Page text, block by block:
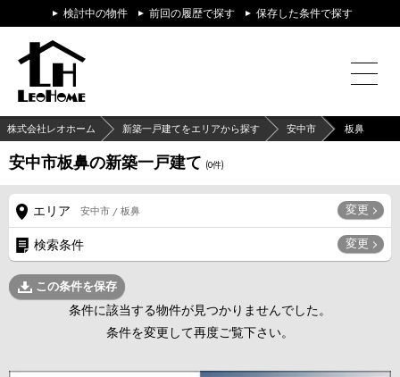
検討中の物件 前回の履歴で探す 保存した条件で探す
株式会社レオホーム 新築一戸建てをエリアから探す 安中市 板鼻
安中市板鼻の新築一戸建て (0件)
エリア 安中市 / 板鼻 変更
検索条件 変更
この条件を保存
条件に該当する物件が見つかりませんでした。
条件を変更して再度ご覧下さい。